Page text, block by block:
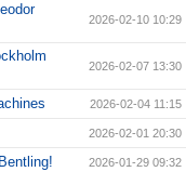
2026-02-10 10:29
2026-02-07 13:30
2026-02-04 11:15
2026-02-01 20:30
2026-01-29 09:32